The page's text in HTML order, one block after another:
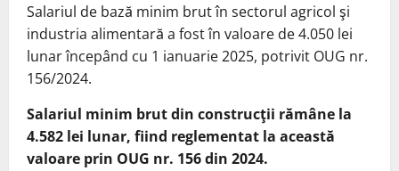
Salariul de bază minim brut în sectorul agricol şi
industria alimentară a fost în valoare de 4.050 lei
lunar începând cu 1 ianuarie 2025, potrivit OUG nr.
156/2024.
Salariul minim brut din construcţii rămâne la
4.582 lei lunar, fiind reglementat la această
valoare prin OUG nr. 156 din 2024.